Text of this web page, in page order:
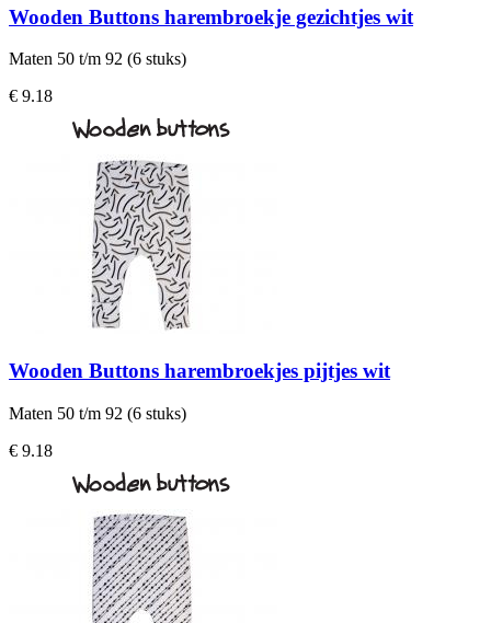
Wooden Buttons harembroekje gezichtjes wit
Maten 50 t/m 92 (6 stuks)
€ 9.18
Wooden Buttons harembroekjes pijtjes wit
Maten 50 t/m 92 (6 stuks)
€ 9.18